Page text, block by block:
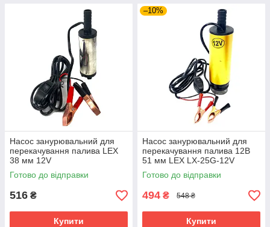
Насос занурювальний для
перекачування палива LEX
38 мм 12V
Готово до відправки
516 ₴
Купити
–10%
Насос занурювальний для
перекачування палива 12В
51 мм LEX LX-25G-12V
Готово до відправки
494 ₴ 548 ₴
Купити